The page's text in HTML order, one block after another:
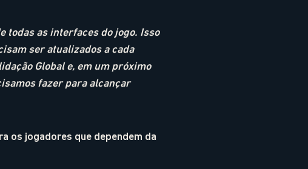
todas as interfaces do jogo. Isso
ser atualizados a cada
Global e, em um próximo
fazer para alcançar
os jogadores que dependem da